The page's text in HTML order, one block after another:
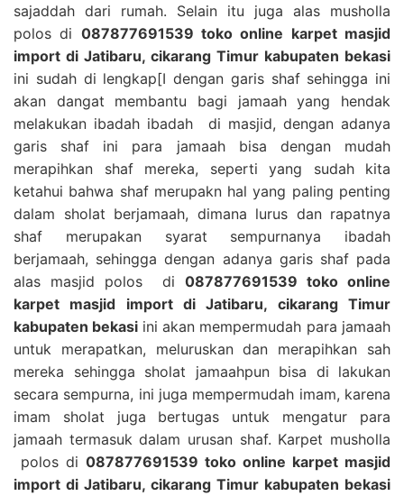
sajaddah dari rumah. Selain itu juga alas musholla
polos di 087877691539 toko online karpet masjid
import di Jatibaru, cikarang Timur kabupaten bekasi
ini sudah di lengkap[I dengan garis shaf sehingga ini
akan dangat membantu bagi jamaah yang hendak
melakukan ibadah ibadah di masjid, dengan adanya
garis shaf ini para jamaah bisa dengan mudah
merapihkan shaf mereka, seperti yang sudah kita
ketahui bahwa shaf merupakn hal yang paling penting
dalam sholat berjamaah, dimana lurus dan rapatnya
shaf merupakan syarat sempurnanya ibadah
berjamaah, sehingga dengan adanya garis shaf pada
alas masjid polos di 087877691539 toko online
karpet masjid import di Jatibaru, cikarang Timur
kabupaten bekasi ini akan mempermudah para jamaah
untuk merapatkan, meluruskan dan merapihkan sah
mereka sehingga sholat jamaahpun bisa di lakukan
secara sempurna, ini juga mempermudah imam, karena
imam sholat juga bertugas untuk mengatur para
jamaah termasuk dalam urusan shaf. Karpet musholla
polos di 087877691539 toko online karpet masjid
import di Jatibaru, cikarang Timur kabupaten bekasi